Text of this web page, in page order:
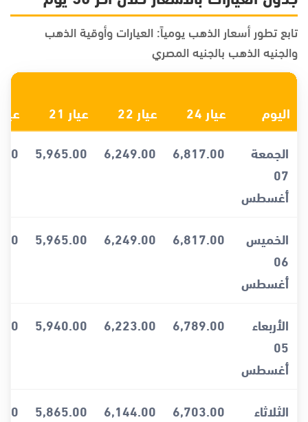
تابع تطور أسعار الذهب يومياً: العيارات وأوقية الذهب
والجنيه الذهب بالجنيه المصري
اليوم عيار 24 عيار 22 عيار 21 عيار
الجمعة
07
أغسطس
6,817.00
6,249.00
5,965.00
الخميس
06
أغسطس
6,817.00
6,249.00
5,965.00
الأربعاء
05
أغسطس
6,789.00
6,223.00
5,940.00
الثلاثاء
6,703.00
6,144.00
5,865.00